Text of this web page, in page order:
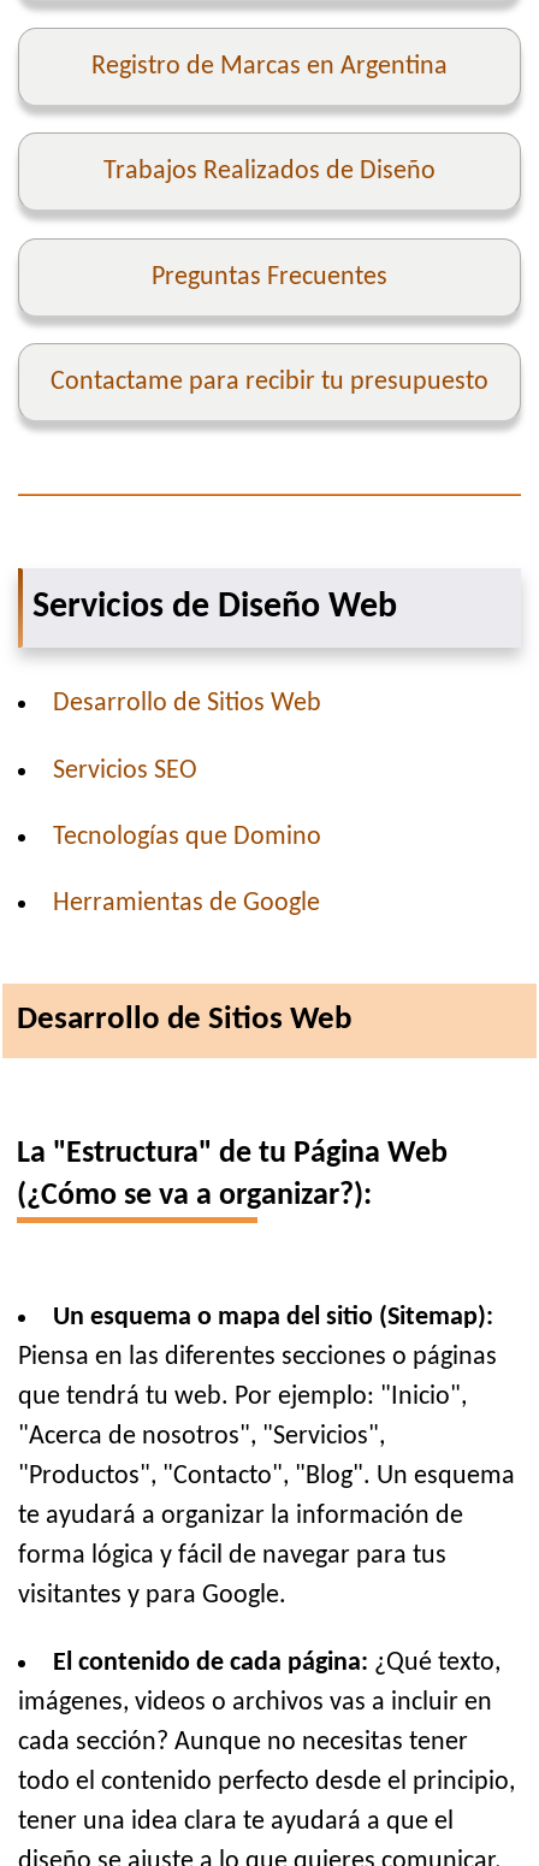
Registro de Marcas en Argentina
Trabajos Realizados de Diseño
Preguntas Frecuentes
Contactame para recibir tu presupuesto
Servicios de Diseño Web
Desarrollo de Sitios Web
Servicios SEO
Tecnologías que Domino
Herramientas de Google
Desarrollo de Sitios Web
La "Estructura" de tu Página Web
(¿Cómo se va a organizar?):
Un esquema o mapa del sitio (Sitemap):
Piensa en las diferentes secciones o páginas
que tendrá tu web. Por ejemplo: "Inicio",
"Acerca de nosotros", "Servicios",
"Productos", "Contacto", "Blog". Un esquema
te ayudará a organizar la información de
forma lógica y fácil de navegar para tus
visitantes y para Google.
El contenido de cada página: ¿Qué texto,
imágenes, videos o archivos vas a incluir en
cada sección? Aunque no necesitas tener
todo el contenido perfecto desde el principio,
tener una idea clara te ayudará a que el